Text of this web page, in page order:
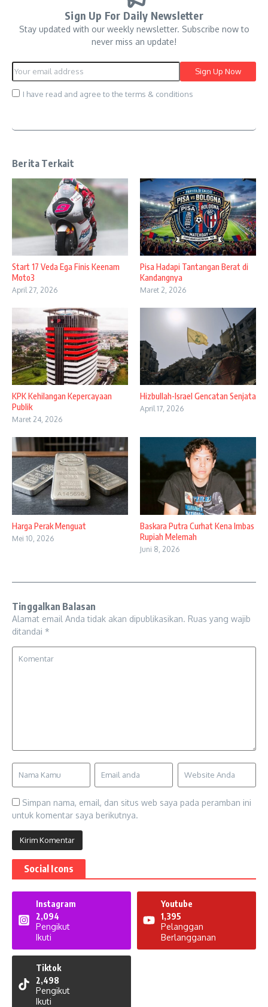
Sign Up For Daily Newsletter
Stay updated with our weekly newsletter. Subscribe now to
never miss an update!
I have read and agree to the terms & conditions
Berita Terkait
Start 17 Veda Ega Finis Keenam
Moto3
April 27, 2026
Pisa Hadapi Tantangan Berat di
Kandangnya
Maret 2, 2026
KPK Kehilangan Kepercayaan
Publik
Maret 24, 2026
Hizbullah-Israel Gencatan Senjata
April 17, 2026
Harga Perak Menguat
Mei 10, 2026
Baskara Putra Curhat Kena Imbas
Rupiah Melemah
Juni 8, 2026
Tinggalkan Balasan
Alamat email Anda tidak akan dipublikasikan. Ruas yang wajib
ditandai *
Simpan nama, email, dan situs web saya pada peramban ini
untuk komentar saya berikutnya.
Social Icons
Instagram
2,094
Pengikut
Ikuti
Youtube
1,395
Pelanggan
Berlangganan
Tiktok
2,498
Pengikut
Ikuti